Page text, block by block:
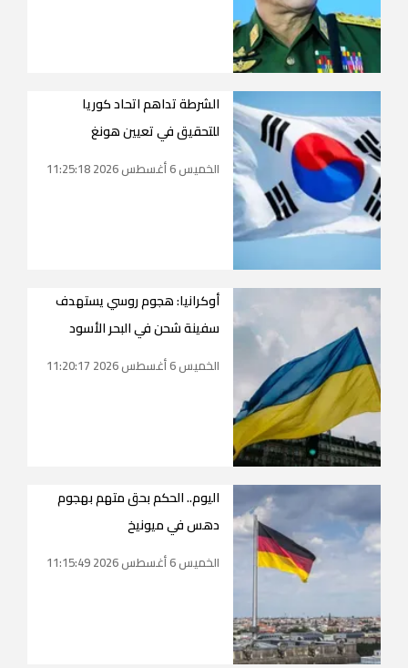
الشرطة تداهم اتحاد كوريا
للتحقيق في تعيين هونغ
الخميس 6 أغسطس 2026 11:25:18
أوكرانيا: هجوم روسي يستهدف
سفينة شحن في البحر الأسود
الخميس 6 أغسطس 2026 11:20:17
اليوم.. الحكم بحق متهم بهجوم
دهس في ميونيخ
الخميس 6 أغسطس 2026 11:15:49